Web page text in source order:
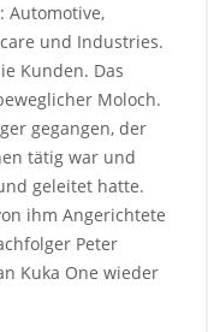
Automotive,
und Industries.
Kunden. Das
Moloch.
gegangen, der
tätig war und
geleitet hatte.
ihm Angerichtete
Peter
Kuka One wieder